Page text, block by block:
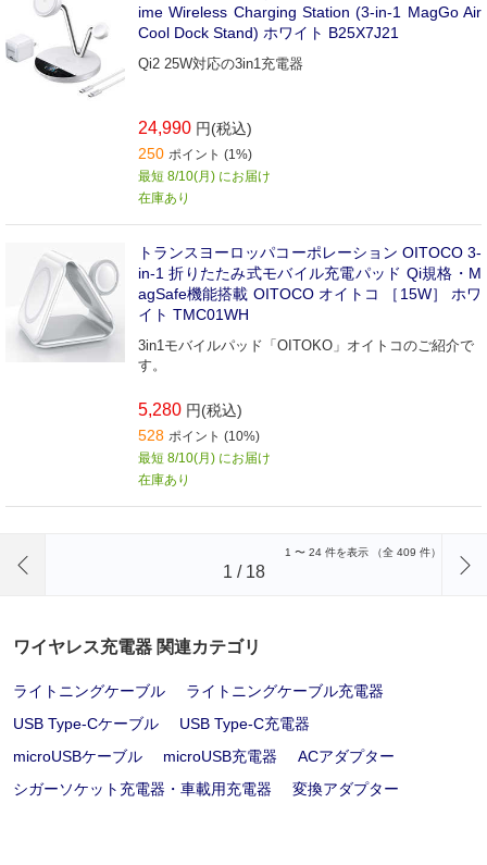
ime Wireless Charging Station (3-in-1 MagGo Air
Cool Dock Stand) ホワイト B25X7J21
Qi2 25W対応の3in1充電器
24,990 円(税込)
250 ポイント (1%)
最短 8/10(月) にお届け
在庫あり
トランスヨーロッパコーポレーション OITOCO 3-
in-1 折りたたみ式モバイル充電パッド Qi規格・M
agSafe機能搭載 OITOCO オイトコ ［15W］ ホワ
イト TMC01WH
3in1モバイルパッド「OITOKO」オイトコのご紹介で
す。
5,280 円(税込)
528 ポイント (10%)
最短 8/10(月) にお届け
在庫あり
1 〜 24 件を表示 （全 409 件）
1 / 18
ワイヤレス充電器 関連カテゴリ
ライトニングケーブル
ライトニングケーブル充電器
USB Type-Cケーブル
USB Type-C充電器
microUSBケーブル
microUSB充電器
ACアダプター
シガーソケット充電器・車載用充電器
変換アダプター